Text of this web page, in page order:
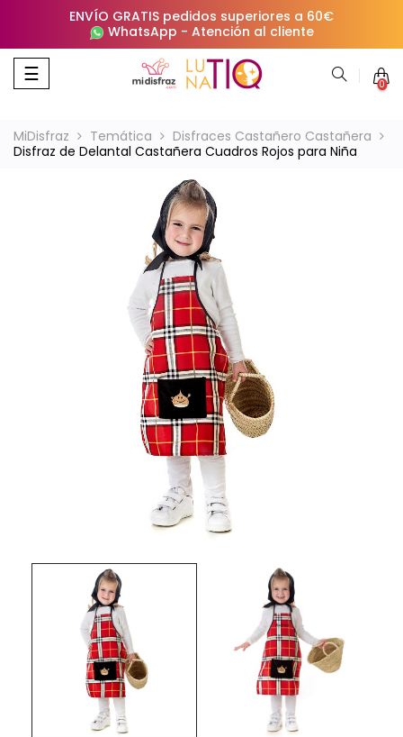
ENVÍO GRATIS pedidos superiores a 60€
WhatsApp - Atención al cliente
Navegación
de
☰ 0
MiDisfraz Temática
Disfraces Castañero Castañera
Disfraz de Delantal Castañera Cuadros Rojos para Niña